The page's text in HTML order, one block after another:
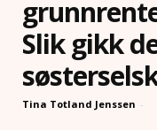
Slik gikk
Tina Totland Jenssen -